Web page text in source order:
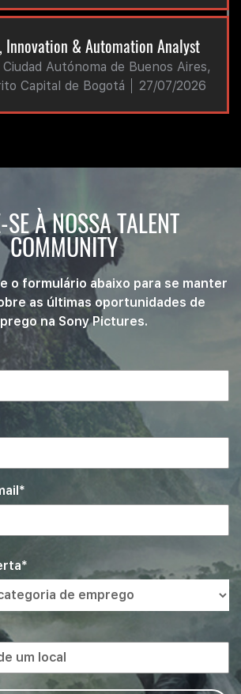
Innovation & Automation Analyst
Autónoma de Buenos Aires,
Capital de Bogotá
27/07/2026
SE À NOSSA TALENT
COMMUNITY
o formulário abaixo para se manter
as últimas oportunidades de
na Sony Pictures.